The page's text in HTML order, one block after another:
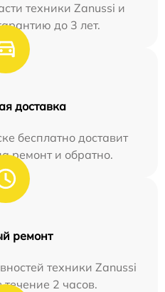
техники Zanussi и
до 3 лет.
доставка
бесплатно доставит
ремонт и обратно.
ремонт
техники Zanussi
2 часов.